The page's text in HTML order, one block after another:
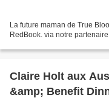
La future maman de True
RedBook. via notre
Claire Holt aux
&amp; Benefit